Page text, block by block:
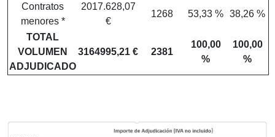
Contratos
menores *
2017.628,07
€
1268 53,33 % 38,26 %
TOTAL
VOLUMEN
ADJUDICADO
3164995,21 € 2381
100,00
%
100,00
%